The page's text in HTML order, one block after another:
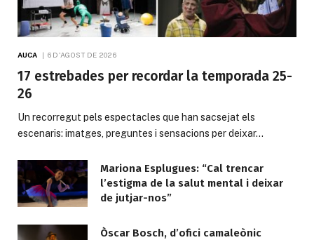
AUCA 6 D'AGOST DE 2026
17 estrebades per recordar la temporada 25-
26
Un recorregut pels espectacles que han sacsejat els
escenaris: imatges, preguntes i sensacions per deixar…
Mariona Esplugues: “Cal trencar
l’estigma de la salut mental i deixar
de jutjar-nos”
Òscar Bosch, d’ofici camaleònic